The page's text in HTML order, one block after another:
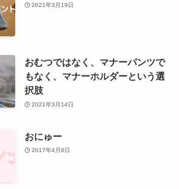
2021年3月19日
おむつではなく、マナーパンツで
もなく、マナーホルダーという選
択肢
2021年3月14日
おにゅー
2017年4月8日